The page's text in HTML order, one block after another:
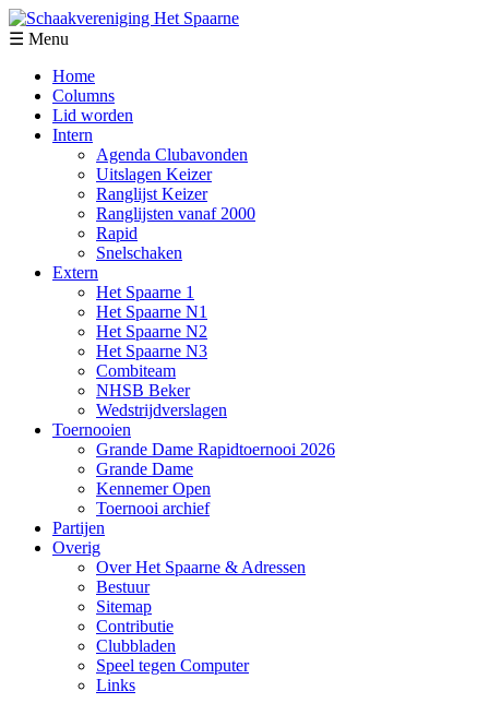
☰ Menu
Home
Columns
Lid worden
Intern
Agenda Clubavonden
Uitslagen Keizer
Ranglijst Keizer
Ranglijsten vanaf 2000
Rapid
Snelschaken
Extern
Het Spaarne 1
Het Spaarne N1
Het Spaarne N2
Het Spaarne N3
Combiteam
NHSB Beker
Wedstrijdverslagen
Toernooien
Grande Dame Rapidtoernooi 2026
Grande Dame
Kennemer Open
Toernooi archief
Partijen
Overig
Over Het Spaarne & Adressen
Bestuur
Sitemap
Contributie
Clubbladen
Speel tegen Computer
Links